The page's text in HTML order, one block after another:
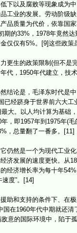
下以及腐败等现象成为
工业的发展。劳动阶级
品质量为代价，依靠国
期的33%，1978年竟然
仅仅有5%。[9]这些政
生的政策限制(但不是
代，1950年代建立，
论是，毛泽东时代是中
已经跻身于世界前六大
大。以人均计算为基础
，即1957年到1975年(
，总量翻了一番多。[11]
然是一个为现代工业
发展的速度更快。从
经济增长率为每十年
度”。[14]
和支持的条件下、在
在1960年代中期就还
意的国际环境中，陷于